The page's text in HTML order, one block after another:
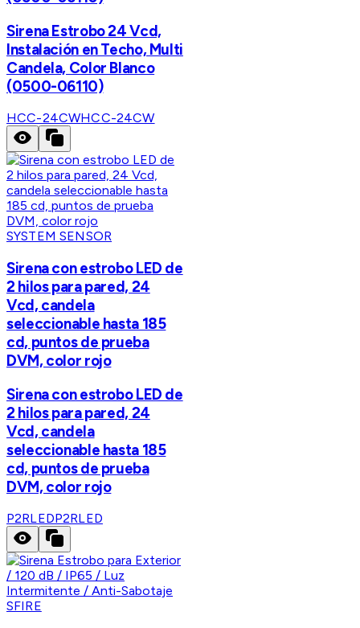
Sirena Estrobo 24 Vcd,
Instalación en Techo, Multi
Candela, Color Blanco
(0500-06110)
HCC-24CWHCC-24CW
SYSTEM SENSOR
Sirena con estrobo LED de
2 hilos para pared, 24
Vcd, candela
seleccionable hasta 185
cd, puntos de prueba
DVM, color rojo
Sirena con estrobo LED de
2 hilos para pared, 24
Vcd, candela
seleccionable hasta 185
cd, puntos de prueba
DVM, color rojo
P2RLEDP2RLED
SFIRE